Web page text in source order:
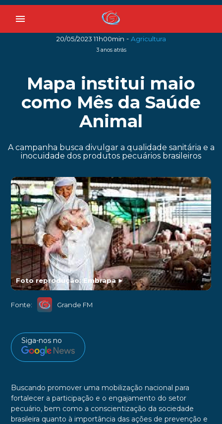
menu
20/05/2023 11h00min - Agricultura
3 anos atrás
Mapa institui maio
como Mês da Saúde
Animal
A campanha busca divulgar a qualidade sanitária e a
inocuidade dos produtos pecuários brasileiros
Foto reprodução: Embrapa►
Fonte: Grande FM
Siga-nos no
Buscando promover uma mobilização nacional para
fortalecer a participação e o engajamento do setor
pecuário, bem como a conscientização da sociedade
brasileira quanto à importância das ações de prevenção e